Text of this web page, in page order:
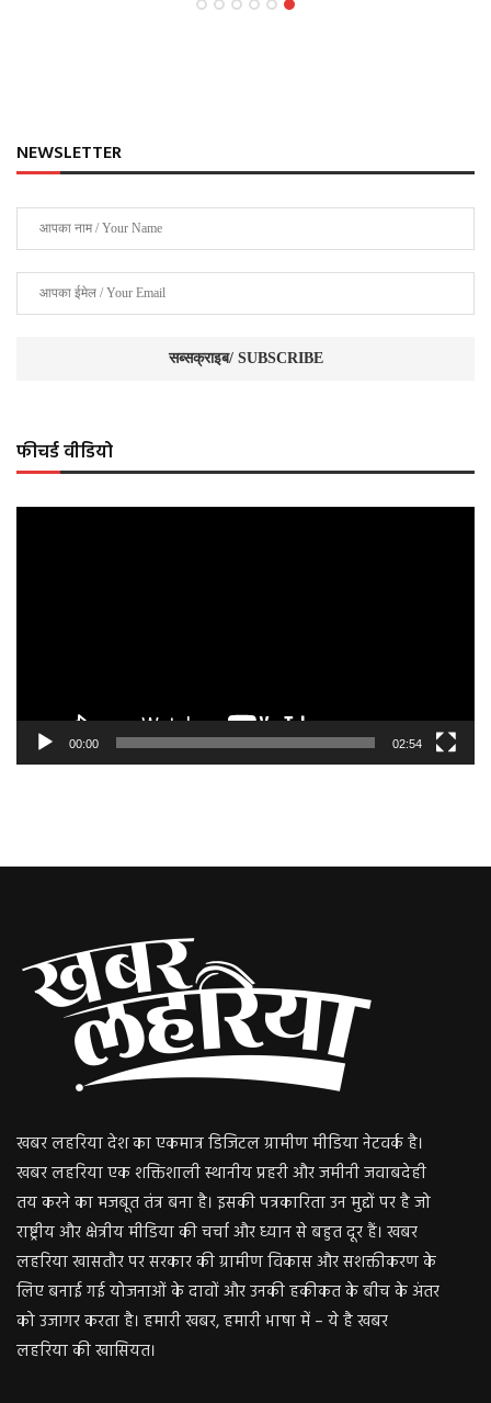
NEWSLETTER
फीचर्ड वीडियो
00:00 02:54
खबर लहरिया देश का एकमात्र डिजिटल ग्रामीण मीडिया नेटवर्क है।
खबर लहरिया एक शक्तिशाली स्थानीय प्रहरी और जमीनी जवाबदेही
तय करने का मजबूत तंत्र बना है। इसकी पत्रकारिता उन मुद्दों पर है जो
राष्ट्रीय और क्षेत्रीय मीडिया की चर्चा और ध्यान से बहुत दूर हैं। खबर
लहरिया खासतौर पर सरकार की ग्रामीण विकास और सशक्तीकरण के
लिए बनाई गई योजनाओं के दावों और उनकी हकीकत के बीच के अंतर
को उजागर करता है। हमारी खबर, हमारी भाषा में – ये है खबर
लहरिया की खासियत।